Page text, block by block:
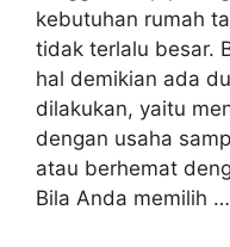
kebutuhan rumah
tidak terlalu besar.
hal demikian ada
dilakukan, yaitu
dengan usaha
atau berhemat
Bila Anda memilih …